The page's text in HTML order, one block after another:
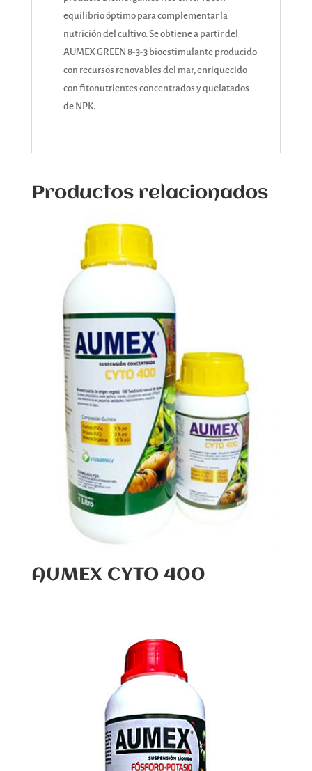
equilibrio óptimo para complementar la
nutrición del cultivo. Se obtiene a partir del
AUMEX GREEN 8-3-3 bioestimulante producido
con recursos renovables del mar, enriquecido
con fitonutrientes concentrados y quelatados
de NPK.
Productos relacionados
AUMEX CYTO 400